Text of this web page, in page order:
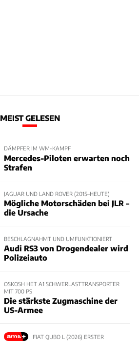
MEIST GELESEN
DÄMPFER IM WM-KAMPF
Mercedes-Piloten erwarten noch
Strafen
JAGUAR UND LAND ROVER (2015–HEUTE)
Mögliche Motorschäden bei JLR –
die Ursache
BESCHLAGNAHMT UND UMFUNKTIONIERT
Audi RS3 von Drogendealer wird
Polizeiauto
OSKOSH HET A1 SCHWERLASTTRANSPORTER
MIT 700 PS
Die stärkste Zugmaschine der
US-Armee
FIAT QUBO L (2026) ERSTER